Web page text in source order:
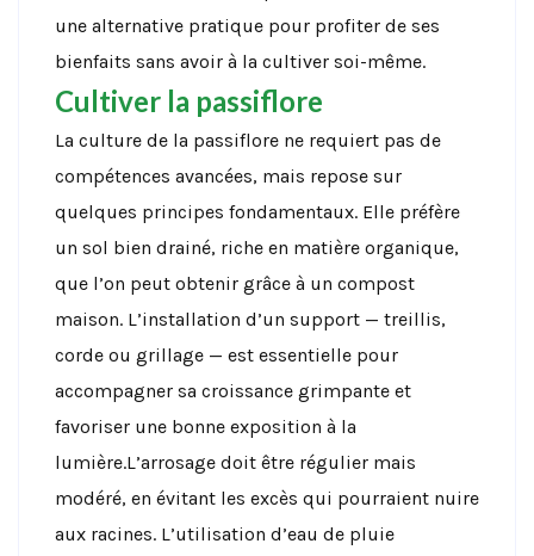
une alternative pratique pour profiter de ses
bienfaits sans avoir à la cultiver soi-même.
Cultiver la passiflore
La culture de la passiflore ne requiert pas de
compétences avancées, mais repose sur
quelques principes fondamentaux. Elle préfère
un sol bien drainé, riche en matière organique,
que l’on peut obtenir grâce à un compost
maison. L’installation d’un support — treillis,
corde ou grillage — est essentielle pour
accompagner sa croissance grimpante et
favoriser une bonne exposition à la
lumière.L’arrosage doit être régulier mais
modéré, en évitant les excès qui pourraient nuire
aux racines. L’utilisation d’eau de pluie